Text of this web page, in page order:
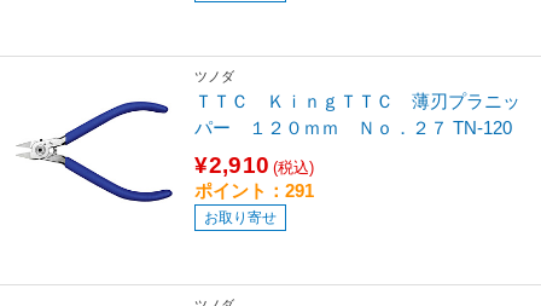
ツノダ
ＴＴＣ ＫｉｎｇＴＴＣ 薄刃プラニッ
パー １２０ｍｍ Ｎｏ．２７ TN-120
¥2,910 (税込)
ポイント：291
お取り寄せ